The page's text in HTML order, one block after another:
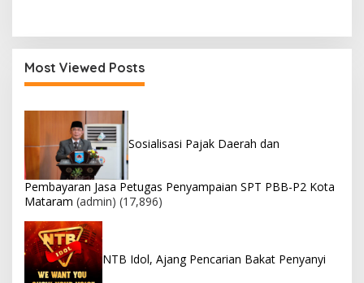
Most Viewed Posts
Sosialisasi Pajak Daerah dan
Pembayaran Jasa Petugas Penyampaian SPT PBB-P2 Kota
Mataram (admin) (17,896)
NTB Idol, Ajang Pencarian Bakat Penyanyi